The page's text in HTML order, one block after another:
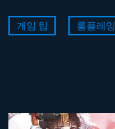
게임 팁 롤플레잉